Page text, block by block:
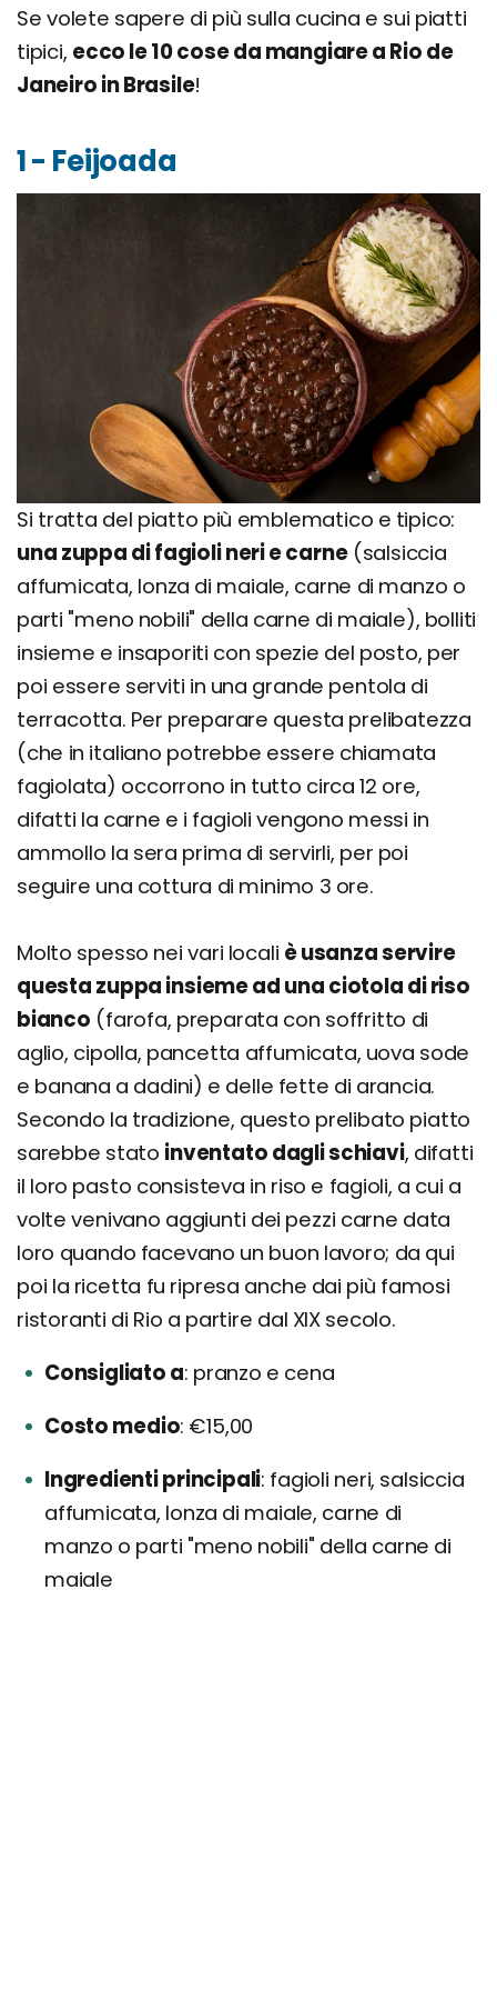
Se volete sapere di più sulla cucina e sui piatti
tipici, ecco le 10 cose da mangiare a Rio de
Janeiro in Brasile!
1 - Feijoada
Si tratta del piatto più emblematico e tipico:
una zuppa di fagioli neri e carne(salsiccia
affumicata, lonza di maiale, carne di manzo o
parti "meno nobili" della carne di maiale), bolliti
insieme e insaporiti con spezie del posto, per
poi essere serviti in una grande pentola di
terracotta. Per preparare questa prelibatezza
(che in italiano potrebbe essere chiamata
fagiolata) occorrono in tutto circa 12 ore,
difatti la carne e i fagioli vengono messi in
ammollo la sera prima di servirli, per poi
seguire una cottura di minimo 3 ore.
Molto spesso nei vari locali è usanza servire
questa zuppa insieme ad una ciotola di riso
bianco (farofa, preparata con soffritto di
aglio, cipolla, pancetta affumicata, uova sode
e banana a dadini) e delle fette di arancia.
Secondo la tradizione, questo prelibato piatto
sarebbe stato inventato dagli schiavi, difatti
il loro pasto consisteva in riso e fagioli, a cui a
volte venivano aggiunti dei pezzi carne data
loro quando facevano un buon lavoro; da qui
poi la ricetta fu ripresa anche dai più famosi
ristoranti di Rio a partire dal XIX secolo.
Consigliato a pranzo e cena
Costo medio €15,00
Ingredienti principali fagioli neri, salsiccia
affumicata, lonza di maiale, carne di
manzo o parti "meno nobili" della carne di
maiale